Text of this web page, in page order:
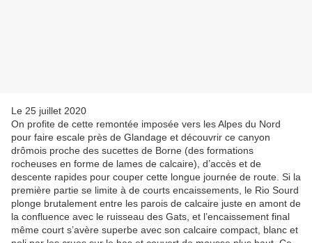
Le 25 juillet 2020
On profite de cette remontée imposée vers les Alpes du Nord
pour faire escale près de Glandage et découvrir ce canyon
drômois proche des sucettes de Borne (des formations
rocheuses en forme de lames de calcaire), d’accès et de
descente rapides pour couper cette longue journée de route. Si la
première partie se limite à de courts encaissements, le Rio Sourd
plonge brutalement entre les parois de calcaire juste en amont de
la confluence avec le ruisseau des Gats, et l’encaissement final
même court s’avère superbe avec son calcaire compact, blanc et